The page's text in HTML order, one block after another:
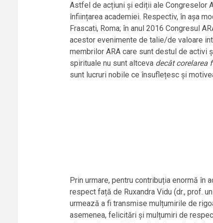
Astfel de acțiuni și ediții ale Congreselor
înființarea academiei. Respectiv, în așa
Frascati, Roma; în anul 2016 Congresul
acestor evenimente de talie/de valoare
membrilor ARA care sunt destul de activi
spirituale nu sunt altceva decât corelarea
sunt lucruri nobile ce însuflețesc și
Prin urmare, pentru contribuția enormă
respect față de Ruxandra Vidu (dr., prof.
urmează a fi transmise mulțumirile de
asemenea, felicitări și mulțumiri de